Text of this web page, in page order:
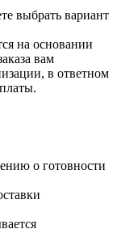
выбрать вариант
на основании
вам
в ответном
о готовности